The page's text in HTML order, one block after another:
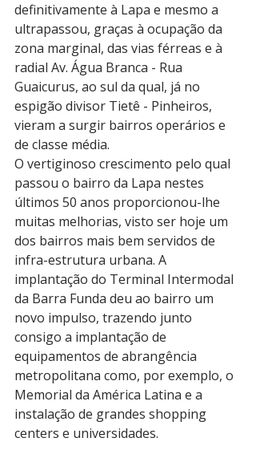
definitivamente à Lapa e mesmo a
ultrapassou, graças à ocupação da
zona marginal, das vias férreas e à
radial Av. Água Branca - Rua
Guaicurus, ao sul da qual, já no
espigão divisor Tietê - Pinheiros,
vieram a surgir bairros operários e
de classe média.
O vertiginoso crescimento pelo qual
passou o bairro da Lapa nestes
últimos 50 anos proporcionou-lhe
muitas melhorias, visto ser hoje um
dos bairros mais bem servidos de
infra-estrutura urbana. A
implantação do Terminal Intermodal
da Barra Funda deu ao bairro um
novo impulso, trazendo junto
consigo a implantação de
equipamentos de abrangência
metropolitana como, por exemplo, o
Memorial da América Latina e a
instalação de grandes shopping
centers e universidades.